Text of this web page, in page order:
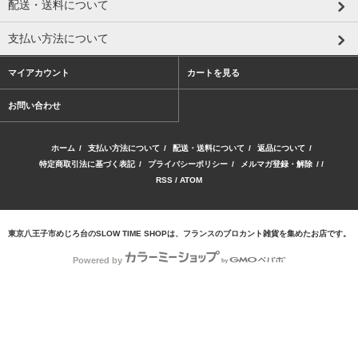
配送・送料について
支払い方法について
マイアカウント カートを見る
お問い合わせ
ホーム / 支払い方法について / 配送・送料について / 返品について /
特定商取引法に基づく表記 / プライバシーポリシー / メルマガ登録・解除 / /
RSS / ATOM
東京八王子市めじろ台のSLOW TIME SHOPは、フランスのブロカント雑貨を集めたお店です。
Powered by